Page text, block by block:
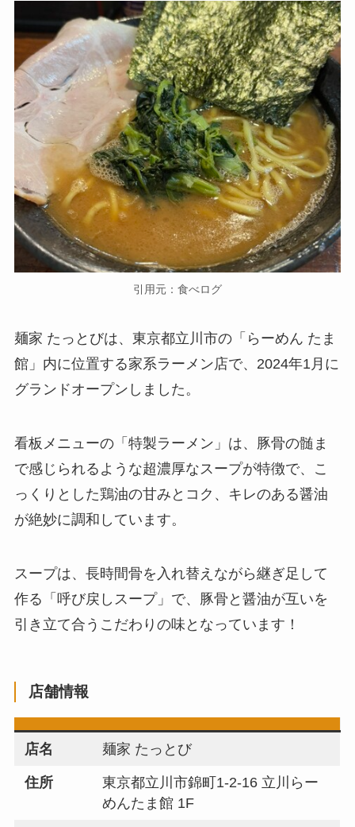
引用元：食べログ
麺家 たっとびは、東京都立川市の「らーめん たま
館」内に位置する家系ラーメン店で、2024年1月に
グランドオープンしました。
​看板メニューの「特製ラーメン」は、豚骨の髄ま
で感じられるような超濃厚なスープが特徴で、こ
っくりとした鶏油の甘みとコク、キレのある醤油
が絶妙に調和しています。​
スープは、長時間骨を入れ替えながら継ぎ足して
作る「呼び戻しスープ」で、豚骨と醤油が互いを
引き立て合うこだわりの味となっています！
店舗情報
店名 麺家 たっとび
住所
東京都立川市錦町1-2-16 立川らー
めんたま館 1F